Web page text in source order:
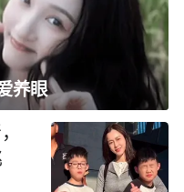
养眼